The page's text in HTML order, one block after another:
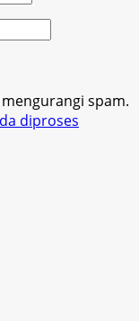
spam.
diproses